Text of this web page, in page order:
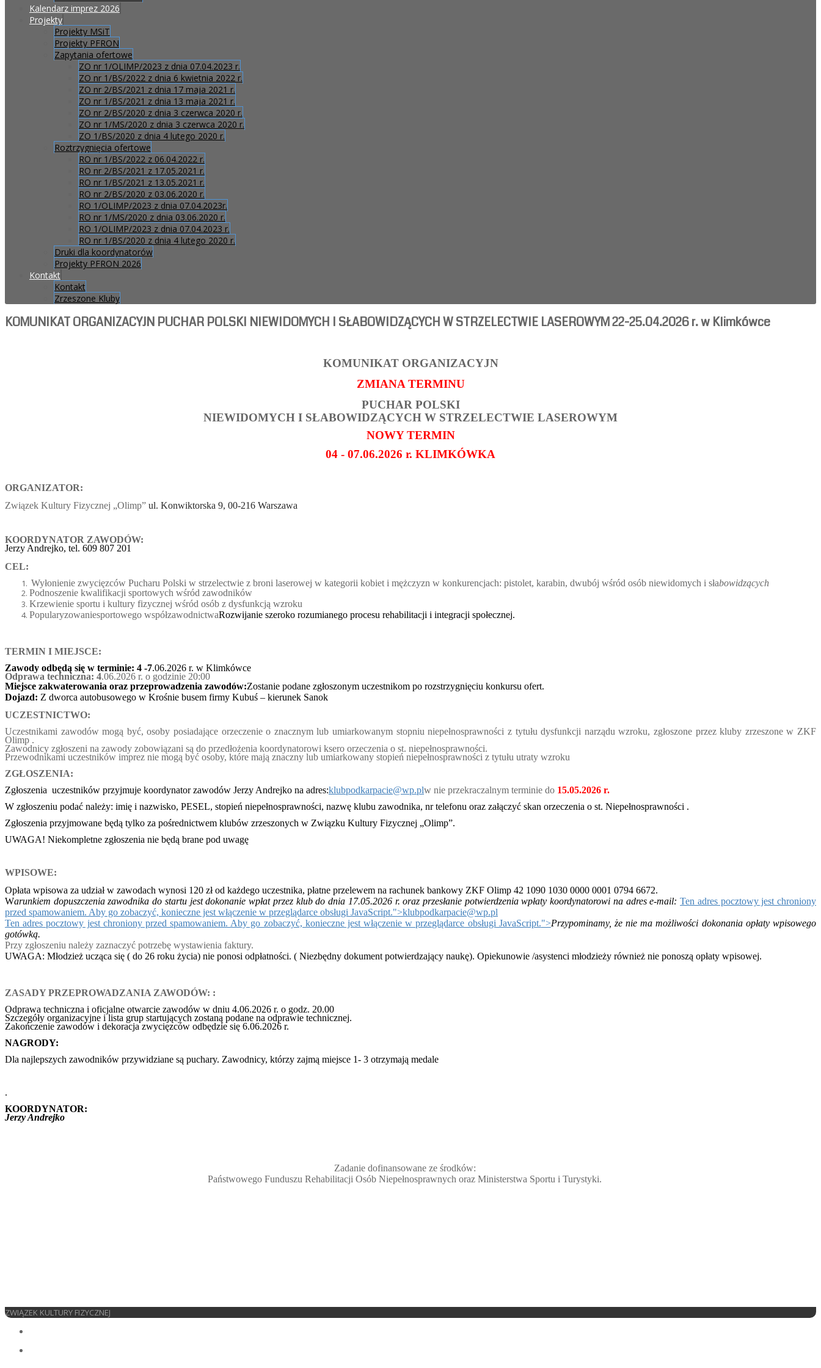
Kalendarz imprez 2026
Projekty
Projekty MSiT
Projekty PFRON
Zapytania ofertowe
ZO nr 1/OLIMP/2023 z dnia 07.04.2023 r.
ZO nr 1/BS/2022 z dnia 6 kwietnia 2022 r.
ZO nr 2/BS/2021 z dnia 17 maja 2021 r.
ZO nr 1/BS/2021 z dnia 13 maja 2021 r.
ZO nr 2/BS/2020 z dnia 3 czerwca 2020 r.
ZO nr 1/MS/2020 z dnia 3 czerwca 2020 r.
ZO 1/BS/2020 z dnia 4 lutego 2020 r.
Roztrzygnięcia ofertowe
RO nr 1/BS/2022 z 06.04.2022 r.
RO nr 2/BS/2021 z 17.05.2021 r.
RO nr 1/BS/2021 z 13.05.2021 r.
RO nr 2/BS/2020 z 03.06.2020 r.
RO 1/OLIMP/2023 z dnia 07.04.2023r.
RO nr 1/MS/2020 z dnia 03.06.2020 r.
RO 1/OLIMP/2023 z dnia 07.04.2023 r.
RO nr 1/BS/2020 z dnia 4 lutego 2020 r.
Druki dla koordynatorów
Projekty PFRON 2026
Kontakt
Kontakt
Zrzeszone Kluby
KOMUNIKAT ORGANIZACYJN PUCHAR POLSKI NIEWIDOMYCH I SŁABOWIDZĄCYCH W STRZELECTWIE LASEROWYM 22-25.04.2026 r. w Klimkówce
KOMUNIKAT ORGANIZACYJN
ZMIANA TERMINU
PUCHAR POLSKI
NIEWIDOMYCH I SŁABOWIDZĄCYCH W STRZELECTWIE LASEROWYM
NOWY TERMIN
04 - 07.06.2026 r. KLIMKÓWKA
ORGANIZATOR:
Związek Kultury Fizycznej „Olimp” ul. Konwiktorska 9, 00-216 Warszawa
KOORDYNATOR ZAWODÓW:
Jerzy Andrejko, tel. 609 807 201
CEL:
Wyłonienie zwycięzców Pucharu Polski w strzelectwie z broni laserowej w kategorii kobiet i mężczyzn w konkurencjach: pistolet, karabin, dwubój wśród osób niewidomych i słabowidzących
Podnoszenie kwalifikacji sportowych wśród zawodników
Krzewienie sportu i kultury fizycznej wśród osób z dysfunkcją wzroku
Popularyzowaniesportowego współzawodnictwaRozwijanie szeroko rozumianego procesu rehabilitacji i integracji społecznej.
TERMIN I MIEJSCE:
Zawody odbędą się w terminie: 4 -7.06.2026 r. w Klimkówce
Odprawa techniczna: 4.06.2026 r. o godzinie 20:00
Miejsce zakwaterowania oraz przeprowadzenia zawodów:Zostanie podane zgłoszonym uczestnikom po rozstrzygnięciu konkursu ofert.
Dojazd: Z dworca autobusowego w Krośnie busem firmy Kubuś – kierunek Sanok
UCZESTNICTWO:
Uczestnikami zawodów mogą być, osoby posiadające orzeczenie o znacznym lub umiarkowanym stopniu niepełnosprawności z tytułu dysfunkcji narządu wzroku, zgłoszone przez kluby zrzeszone w ZKF
Olimp .
Zawodnicy zgłoszeni na zawody zobowiązani są do przedłożenia koordynatorowi ksero orzeczenia o st. niepełnosprawności.
Przewodnikami uczestników imprez nie mogą być osoby, które mają znaczny lub umiarkowany stopień niepełnosprawności z tytułu utraty wzroku
ZGŁOSZENIA:
Zgłoszenia uczestników przyjmuje koordynator zawodów Jerzy Andrejko na adres:klubpodkarpacie@wp.plw nie przekraczalnym terminie do 15.05.2026 r.
W zgłoszeniu podać należy: imię i nazwisko, PESEL, stopień niepełnosprawności, nazwę klubu zawodnika, nr telefonu oraz załączyć skan orzeczenia o st. Niepełnosprawności .
Zgłoszenia przyjmowane będą tylko za pośrednictwem klubów zrzeszonych w Związku Kultury Fizycznej „Olimp”.
UWAGA! Niekompletne zgłoszenia nie będą brane pod uwagę
WPISOWE:
Opłata wpisowa za udział w zawodach wynosi 120 zł od każdego uczestnika, płatne przelewem na rachunek bankowy ZKF Olimp 42 1090 1030 0000 0001 0794 6672.
Warunkiem dopuszczenia zawodnika do startu jest dokonanie wpłat przez klub do dnia 17.05.2026 r. oraz przesłanie potwierdzenia wpłaty koordynatorowi na adres e-mail:Ten adres pocztowy jest chroniony
przed spamowaniem. Aby go zobaczyć, konieczne jest włączenie w przeglądarce obsługi JavaScript.">klubpodkarpacie@wp.pl
Ten adres pocztowy jest chroniony przed spamowaniem. Aby go zobaczyć, konieczne jest włączenie w przeglądarce obsługi JavaScript.">Przypominamy, że nie ma możliwości dokonania opłaty wpisowego
gotówką.
Przy zgłoszeniu należy zaznaczyć potrzebę wystawienia faktury.
UWAGA: Młodzież ucząca się ( do 26 roku życia) nie ponosi odpłatności. ( Niezbędny dokument potwierdzający naukę). Opiekunowie /asystenci młodzieży również nie ponoszą opłaty wpisowej.
ZASADY PRZEPROWADZANIA ZAWODÓW: :
Odprawa techniczna i oficjalne otwarcie zawodów w dniu 4.06.2026 r. o godz. 20.00
Szczegóły organizacyjne i lista grup startujących zostaną podane na odprawie technicznej.
Zakończenie zawodów i dekoracja zwycięzców odbędzie się 6.06.2026 r.
NAGRODY:
Dla najlepszych zawodników przywidziane są puchary. Zawodnicy, którzy zajmą miejsce 1- 3 otrzymają medale
.
KOORDYNATOR:
Jerzy Andrejko
Zadanie dofinansowane ze środków:
Państwowego Funduszu Rehabilitacji Osób Niepełnosprawnych oraz Ministerstwa Sportu i Turystyki.
ZWIĄZEK KULTURY FIZYCZNEJ